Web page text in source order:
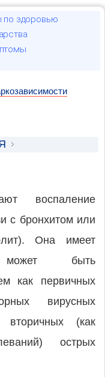
по здоровью
воспаление
с бронхитом или
Она имеет
может быть
как первичных
вирусных
(как
острых